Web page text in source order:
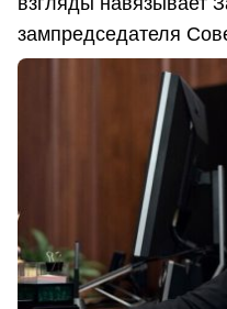
зампредседателя